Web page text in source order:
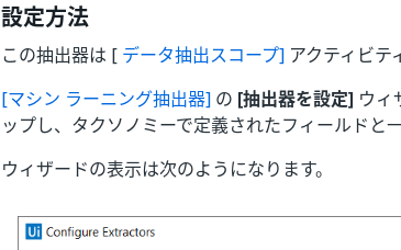
設定方法
この抽出器は [ データ抽出スコープ] アクティビテ
[マシン ラーニング抽出器] の [抽出器を設定] ウィ
ップし、タクソノミーで定義されたフィールドと
ウィザードの表示は次のようになります。